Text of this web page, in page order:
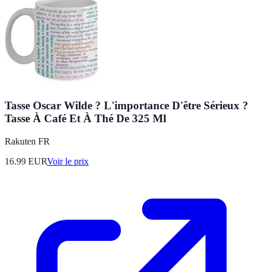
Tasse Oscar Wilde ? L'importance D'être Sérieux ?
Tasse À Café Et À Thé De 325 Ml
Rakuten FR
16.99 EURVoir le prix